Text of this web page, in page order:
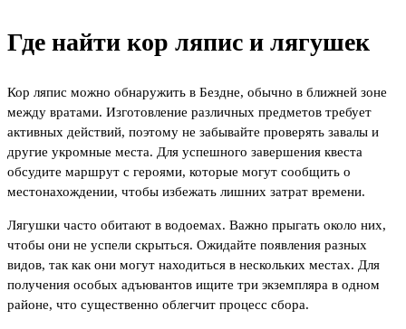
Где найти кор ляпис и лягушек
Кор ляпис можно обнаружить в Бездне, обычно в ближней зоне
между вратами. Изготовление различных предметов требует
активных действий, поэтому не забывайте проверять завалы и
другие укромные места. Для успешного завершения квеста
обсудите маршрут с героями, которые могут сообщить о
местонахождении, чтобы избежать лишних затрат времени.
Лягушки часто обитают в водоемах. Важно прыгать около них,
чтобы они не успели скрыться. Ожидайте появления разных
видов, так как они могут находиться в нескольких местах. Для
получения особых адъювантов ищите три экземпляра в одном
районе, что существенно облегчит процесс сбора.